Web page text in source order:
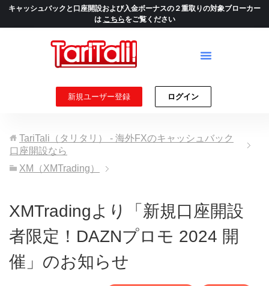
キャッシュバックと口座開設および入金ボーナスの２重取りの対象ブローカー
は こちらをご覧ください
新規ユーザー登録 ログイン
TariTali（タリタリ） - 海外FXのキャッシュバック
口座開設なら
XM（XMTrading）
XMTradingより「新規口座開設
者限定！DAZNプロモ 2024 開
催」のお知らせ